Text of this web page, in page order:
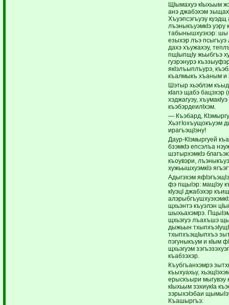
ЩIымахуэ кIыхьым
анэ джабэхэм
Хъуэпсэгъуэу
лъэныкъуэмкIэ
табынышхуэхэр: шы
езыхэр лъэ псыгъуэ
дахэ хъужахэу,
пщIыпщIу жьыбгъэ
гуэрэнурэ
якIэлъыплъурэ,
къалмыкъ хъаным и
Шэтыр хьэблэм
кIапэ щабэ бацэхэр
хэджагуэу,
къэбэрдеилIхэм.
— Къэбард,
ХьэтIохъущокъуэм
ирагъэщIэну!
Даур-КIэмыргуей
бзэмкIэ епсэлъа
шэтырхэмкIэ
къоувэри,
хужьышхуэмкIэ
Адыгэхэм
фэ пщыIэр: мащIэу
кIуэцI джабэхэр
щхьэнтэ къуэлэн
шыхьахэмрэ.
щхьэгуэ лъахъшэ
дыжьын
тхыпхъэщIыпхъэ
пэгуныкъум и кIым
щхьэгуэм
къабзэхэр.
Къубгъанхэмрэ
къыхуахьу,
ерыскъыри мыгувэу
кIыхьым зэхиукIа
зэрыхэIэбаи
Къашыргъэ: